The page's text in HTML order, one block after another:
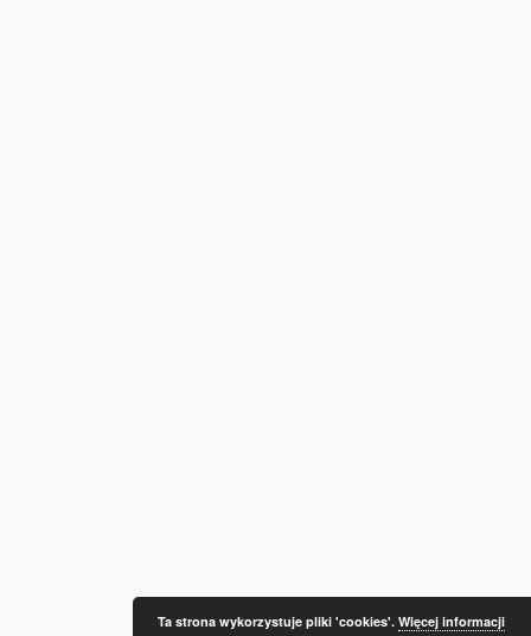
Ta strona wykorzystuje pliki 'cookies'. Więcej informacji